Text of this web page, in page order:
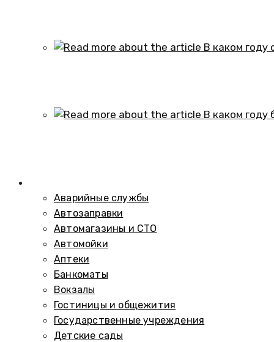
Аварийные службы
Автозаправки
Автомагазины и СТО
Автомойки
Аптеки
Банкоматы
Вокзалы
Гостиницы и общежития
Государственные учреждения
Детские сады